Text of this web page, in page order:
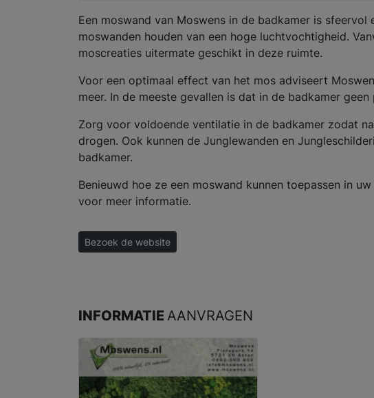
Een moswand van Moswens in de badkamer is
moswanden houden van een hoge luchtvochtigheid.
moscreaties uitermate geschikt in deze ruimte.
Voor een optimaal effect van het mos adviseert
meer. In de meeste gevallen is dat in de badkamer geen
Zorg voor voldoende ventilatie in de badkamer zodat
drogen. Ook kunnen de Junglewanden en
badkamer.
Benieuwd hoe ze een moswand kunnen toepassen in
voor meer informatie.
Bezoek de website
INFORMATIE AANVRAGEN